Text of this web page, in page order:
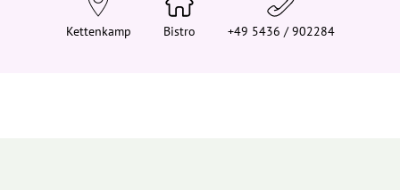
e
Kettenkamp Bistro +49 5436 / 902284